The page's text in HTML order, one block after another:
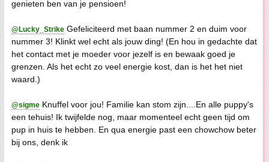
genieten ben van je pensioen!
@Lucky_Strike Gefeliciteerd met baan nummer 2 en duim voor
nummer 3! Klinkt wel echt als jouw ding! (En hou in gedachte dat
het contact met je moeder voor jezelf is en bewaak goed je
grenzen. Als het echt zo veel energie kost, dan is het het niet
waard.)
@sigme Knuffel voor jou! Familie kan stom zijn....En alle puppy's
een tehuis! Ik twijfelde nog, maar momenteel echt geen tijd om
pup in huis te hebben. En qua energie past een chowchow beter
bij ons, denk ik